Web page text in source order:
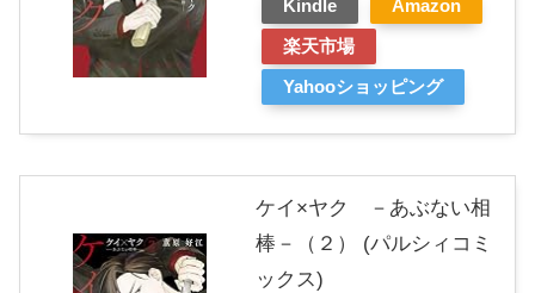
Kindle
Amazon
楽天市場
Yahooショッピング
ケイ×ヤク －あぶない相
棒－（２） (パルシィコミ
ックス)